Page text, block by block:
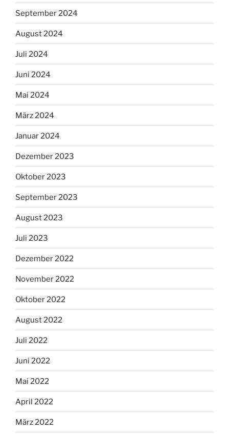
September 2024
August 2024
Juli 2024
Juni 2024
Mai 2024
März 2024
Januar 2024
Dezember 2023
Oktober 2023
September 2023
August 2023
Juli 2023
Dezember 2022
November 2022
Oktober 2022
August 2022
Juli 2022
Juni 2022
Mai 2022
April 2022
März 2022